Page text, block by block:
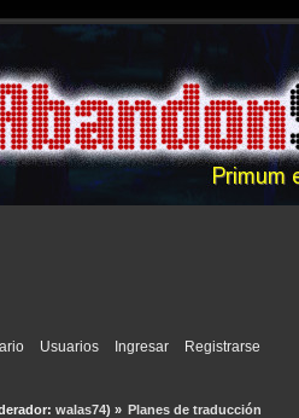
Usuarios Ingresar Registrarse
walas74) » Planes de traducción